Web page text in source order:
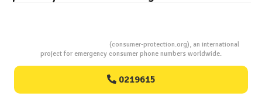
(consumer-protection.org), an international
project for emergency consumer phone numbers worldwide.
0219615